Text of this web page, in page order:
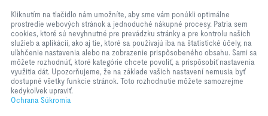
Pátek
7:30 – 14:00
TROX NA SOCIÁLNYCH SIEŤACH
procesy. Patria sem cookies, ktoré
sú nevyhnutné pre prevádzku
stránky a pre kontrolu našich
služieb a aplikácií, ako aj tie, ktoré
sa používajú iba na štatistické
účely, na uľahčenie nastavenia
alebo na zobrazenie
prispôsobeného obsahu. Sami sa
Kliknutím na tlačidlo nám umožníte, aby sme vám ponúkli optimálne
prostredie webových stránok a jednoduché nákupné procesy. Patria sem
cookies, ktoré sú nevyhnutné pre prevádzku stránky a pre kontrolu našich
služieb a aplikácií, ako aj tie, ktoré sa používajú iba na štatistické účely, na
uľahčenie nastavenia alebo na zobrazenie prispôsobeného obsahu. Sami sa
môžete rozhodnúť, ktoré kategórie chcete povoliť, a prispôsobiť nastavenia
využitia dát. Upozorňujeme, že na základe vašich nastavení nemusia byť
dostupné všetky funkcie stránok. Toto rozhodnutie môžete samozrejme
kedykoľvek upraviť.
Ochrana Súkromia